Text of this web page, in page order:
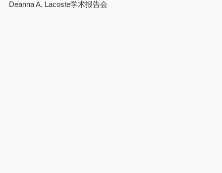
Deanna A. Lacoste学术报告会